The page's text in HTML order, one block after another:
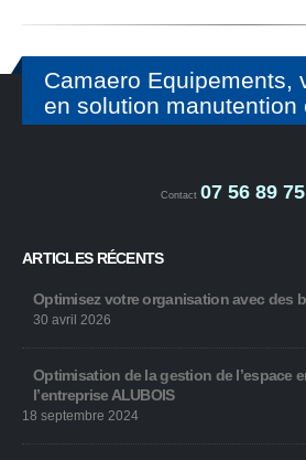
Camaero Equipements,
en solution manutention
Contact 07 56 89
ARTICLES RÉCENTS
Optimisez votre organisation avec des
30 avril 2026
Optimisation de la gestion de l’espace
l’entreprise ALUBOIS
18 septembre 2024